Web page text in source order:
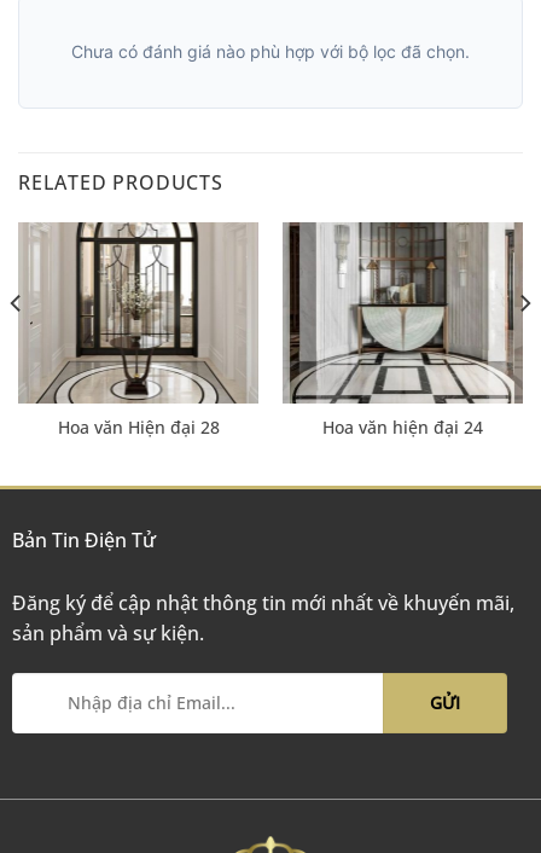
Chưa có đánh giá nào phù hợp với bộ lọc đã chọn.
RELATED PRODUCTS
Hoa văn Hiện đại 28 Hoa văn hiện đại 24
Bản Tin Điện Tử
Đăng ký để cập nhật thông tin mới nhất về khuyến mãi,
sản phẩm và sự kiện.